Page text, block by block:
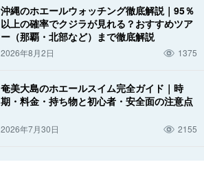
沖縄のホエールウォッチング徹底解説｜95％
以上の確率でクジラが見れる？おすすめツア
ー（那覇・北部など）まで徹底解説
2026年8月2日 1375
奄美大島のホエールスイム完全ガイド｜時
期・料金・持ち物と初心者・安全面の注意点
2026年7月30日 2155